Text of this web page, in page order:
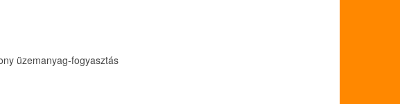
üzemanyag-fogyasztás